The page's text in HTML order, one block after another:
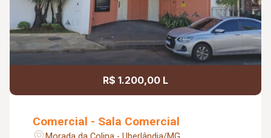
R$ 1.200,00 L
Comercial - Sala Comercial